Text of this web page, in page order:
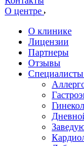
О центре
О клинике
Лицензии
Партнеры
Отзывы
Специалисты